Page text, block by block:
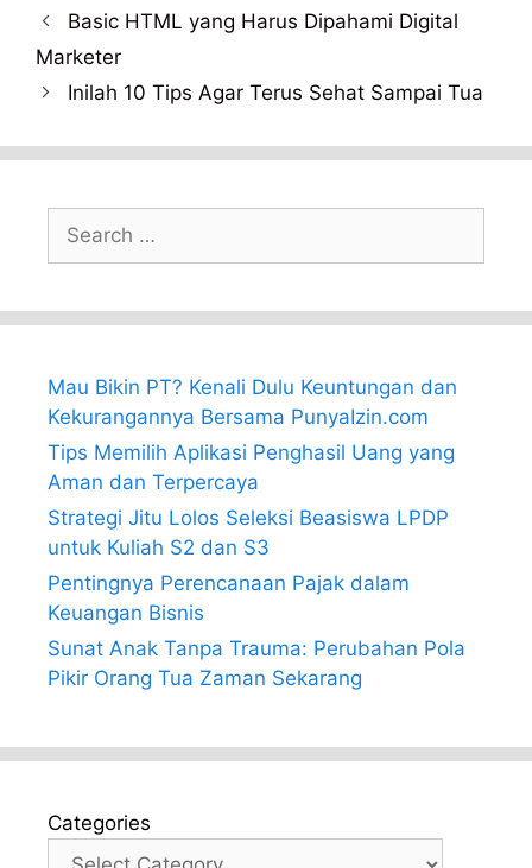
Basic HTML yang Harus Dipahami Digital
Marketer
Inilah 10 Tips Agar Terus Sehat Sampai Tua
for:
Mau Bikin PT? Kenali Dulu Keuntungan dan
Kekurangannya Bersama PunyaIzin.com
Tips Memilih Aplikasi Penghasil Uang yang
Aman dan Terpercaya
Strategi Jitu Lolos Seleksi Beasiswa LPDP
untuk Kuliah S2 dan S3
Pentingnya Perencanaan Pajak dalam
Keuangan Bisnis
Sunat Anak Tanpa Trauma: Perubahan Pola
Pikir Orang Tua Zaman Sekarang
Categories